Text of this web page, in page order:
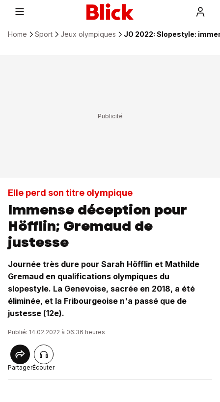
Home Sport Jeux olympiques JO 2022: Slopestyle:
Elle perd son titre olympique
Immense déception pour
Höfflin; Gremaud de
justesse
Journée très dure pour Sarah Höfflin et Mathilde
Gremaud en qualifications olympiques du
slopestyle. La Genevoise, sacrée en 2018, a été
éliminée, et la Fribourgeoise n'a passé que de
justesse (12e).
Publié: 14.02.2022 à 06:36 heures
PartagerÉcouter